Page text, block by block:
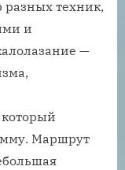
техник,
и
—
Маршрут